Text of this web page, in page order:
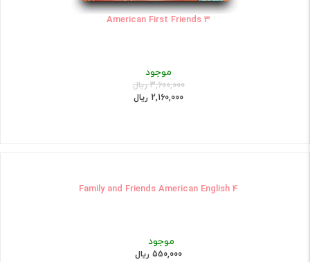
American First Friends 3
موجود
3,600,000 ریال
2,160,000 ریال
Family and Friends American English 4
موجود
550,000 ریال